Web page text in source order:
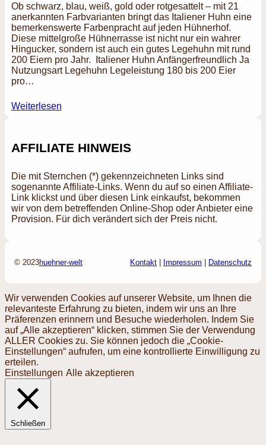
Ob schwarz, blau, weiß, gold oder rotgesattelt – mit 21
anerkannten Farbvarianten bringt das Italiener Huhn eine
bemerkenswerte Farbenpracht auf jeden Hühnerhof.
Diese mittelgroße Hühnerrasse ist nicht nur ein wahrer
Hingucker, sondern ist auch ein gutes Legehuhn mit rund
200 Eiern pro Jahr. Italiener Huhn Anfängerfreundlich Ja
Nutzungsart Legehuhn Legeleistung 180 bis 200 Eier
pro…
Weiterlesen
AFFILIATE HINWEIS
Die mit Sternchen (*) gekennzeichneten Links sind
sogenannte Affiliate-Links. Wenn du auf so einen Affiliate-
Link klickst und über diesen Link einkaufst, bekommen
wir von dem betreffenden Online-Shop oder Anbieter eine
Provision. Für dich verändert sich der Preis nicht.
© 2023huehner-welt Kontakt | Impressum | Datenschutz
Wir verwenden Cookies auf unserer Website, um Ihnen die
relevanteste Erfahrung zu bieten, indem wir uns an Ihre
Präferenzen erinnern und Besuche wiederholen. Indem Sie
auf „Alle akzeptieren“ klicken, stimmen Sie der Verwendung
ALLER Cookies zu. Sie können jedoch die „Cookie-
Einstellungen“ aufrufen, um eine kontrollierte Einwilligung zu
erteilen.
Einstellungen Alle akzeptieren
Schließen